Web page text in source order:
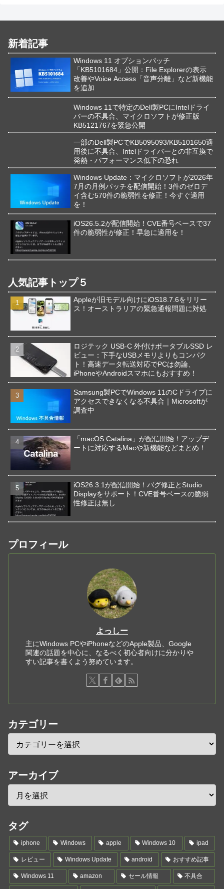
新着記事
Windows 11 オプションパッチ
「KB5101684」公開：File Explorerの表示
改善やVoice Access「音声分離」など新機能
を追加
Windows 11で特定のDell製PCにIntelドライ
バーの不具合、マイクロソフトが修正版
KB5121767を緊急公開
一部のDell製PCでKB5095093/KB5101650適
用後に不具合、Intelドライバーとの非互換で
発熱・パフォーマンス低下の恐れ
Windows Update：マイクロソフトが2026年
7月の月例パッチを配信開始！3件のゼロデ
イ含む570件の脆弱性を修正！今すぐ適用
を！
iOS26.5.2が配信開始！CVE番号ベースで37
件の脆弱性が修正！早急に適用を！
人気記事トップ５
Appleが旧モデル向けにiOS18.7.6をリリー
ス！オーストラリアの緊急通報問題に対処
ロジテック USB-C 外付けポータブルSSD レ
ビュー：下手なUSBメモリよりもコンパク
ト！高速データ転送対応でPCは勿論、
iPhoneやAndroidスマホにもおすすめ！
Samsung製PCでWindows 11のCドライブに
アクセスできなくなる不具合｜Microsoftが
調査中
「macOS Catalina」が配信開始！アップデ
ートに対応するMacや新機能などまとめ！
iOS26.3.1が配信開始！バグ修正とStudio
Displayをサポート！CVE番号ベースの脆弱
性修正は無し
プロフィール
よっしー
主にWindows PCやiPhoneなどのApple製品、Google
関連の話題を中心に、なるべく初心者向けに分かりや
すい記事を書くよう努めています。
カテゴリー
アーカイブ
タグ
iphone Windows apple Windows 10 ipad
レビュー Windows Update android おすすめ記事
Windows 11 amazon セール情報 不具合